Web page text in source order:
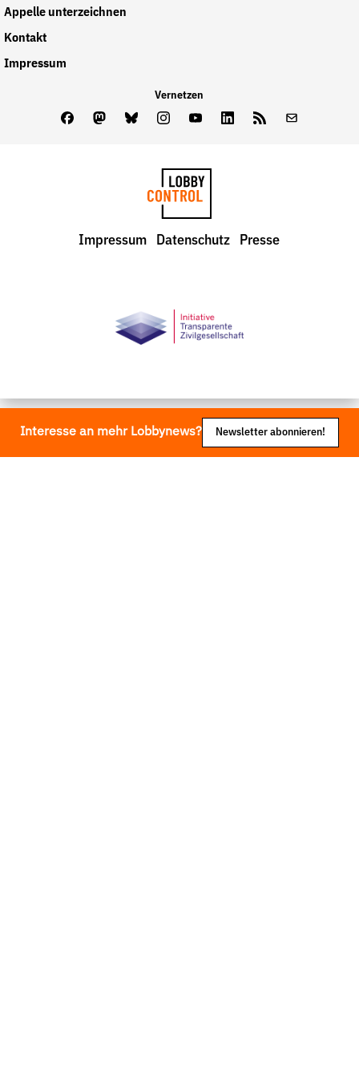
Appelle unterzeichnen
Kontakt
Impressum
Vernetzen
FacebookMastodon
BlueskyInstagram
YoutubeLinkedInFeed
LobbyControl
Impressum Datenschutz Presse
Interesse an mehr Lobbynews? Newsletter abonnieren!